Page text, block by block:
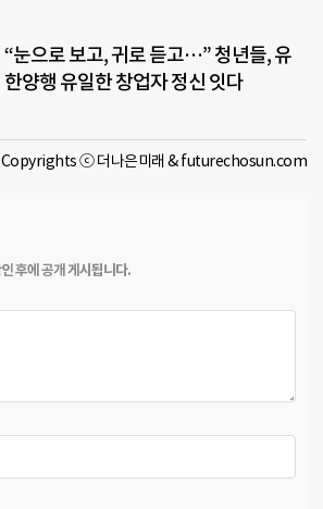
“눈으로 보고, 귀로 듣고…” 청년들, 유
한양행 유일한 창업자 정신 잇다
Copyrights ⓒ 더나은미래 & futurechosun.com